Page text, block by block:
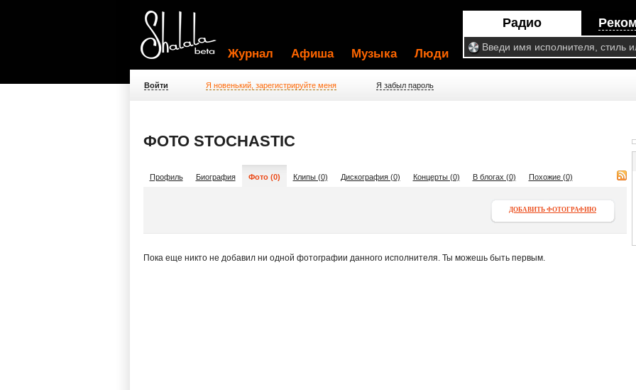
Радио
Журнал Афиша Музыка Люди
Войти Я новенький, зарегистрируйте меня Я забыл пароль
ФОТО STOCHASTIC
Профиль Биография Фото (0) Клипы (0) Дискография (0) Концерты (0) В блогах (0) Похожие (0)
ДОБАВИТЬ ФОТОГРАФИЮ
Пока еще никто не добавил ни одной фотографии данного исполнителя. Ты можешь быть первым.